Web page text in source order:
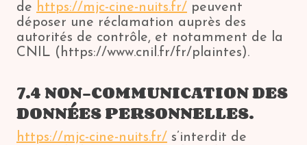
de https://mjc-cine-nuits.fr/ peuvent
déposer une réclamation auprès des
autorités de contrôle, et notamment de la
CNIL (https://www.cnil.fr/fr/plaintes).
7.4 NON-COMMUNICATION DES
DONNÉES PERSONNELLES.
https://mjc-cine-nuits.fr/ s’interdit de